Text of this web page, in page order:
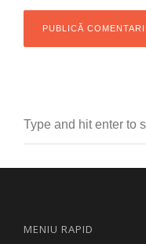
MENIU RAPID